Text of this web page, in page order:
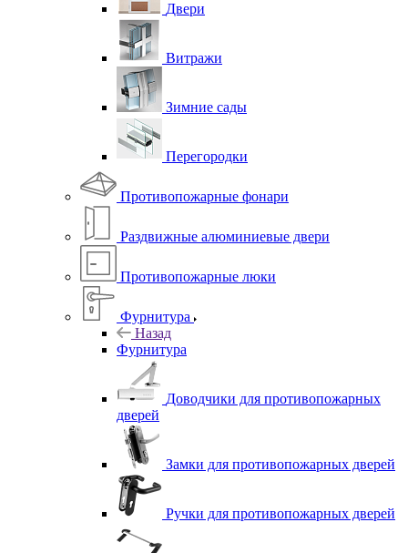
Двери
Витражи
Зимние сады
Перегородки
Противопожарные фонари
Раздвижные алюминиевые двери
Противопожарные люки
Фурнитура
Назад
Фурнитура
Доводчики для противопожарных
дверей
Замки для противопожарных дверей
Ручки для противопожарных дверей